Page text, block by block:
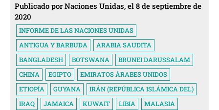
Publicado por Naciones Unidas, el 8 de septiembre de
2020
INFORME DE LAS NACIONES UNIDAS
ANTIGUA Y BARBUDA
ARABIA SAUDITA
BANGLADESH
BOTSWANA
BRUNEI DARUSSALAM
CHINA
EGIPTO
EMIRATOS ÁRABES UNIDOS
ETIOPÍA
GUYANA
IRÁN (REPÚBLICA ISLÁMICA DEL)
IRAQ
JAMAICA KUWAIT LIBIA
MALASIA